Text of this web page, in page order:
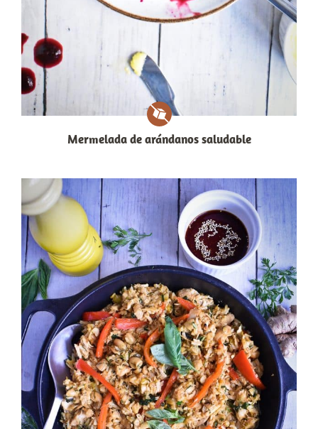
Mermelada de arándanos saludable